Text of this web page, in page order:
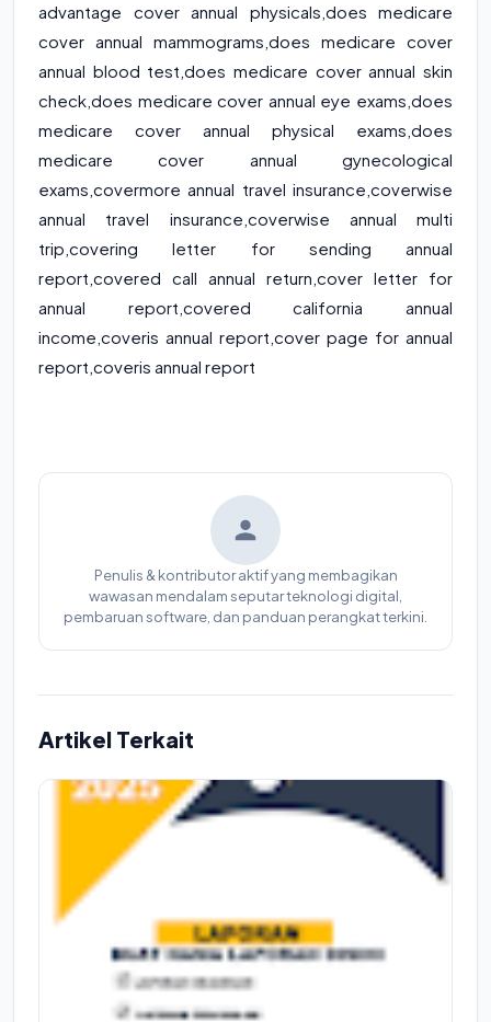
advantage cover annual physicals does medicare
cover annual mammograms does medicare cover
annual blood test ,does medicare cover annual skin
check does medicare cover annual eye exams does
medicare cover annual physical exams does
medicare cover annual gynecological
exams covermore annual travel insurance coverwise
annual travel insurance coverwise annual multi
trip covering letter for sending annual
report covered call annual return cover letter for
annual report covered california annual
income coveris annual report cover page for annual
report coveris annual report
Penulis & kontributor aktif yang membagikan
wawasan mendalam seputar teknologi digital,
pembaruan software, dan panduan perangkat terkini.
Artikel Terkait